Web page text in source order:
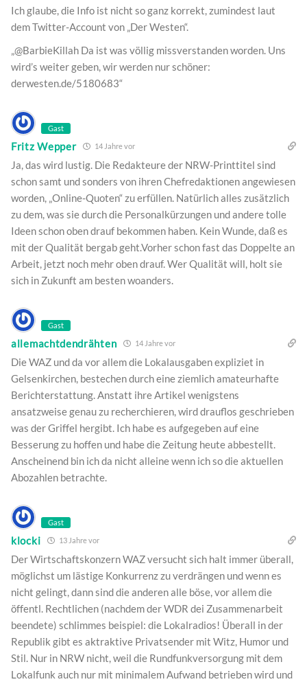
Ich glaube, die Info ist nicht so ganz korrekt, zumindest laut
dem Twitter-Account von „Der Westen“.
„@BarbieKillah Da ist was völlig missverstanden worden. Uns
wird’s weiter geben, wir werden nur schöner:
derwesten.de/5180683“
Gast
Fritz Wepper 14 Jahre vor
Ja, das wird lustig. Die Redakteure der NRW-Printtitel sind
schon samt und sonders von ihren Chefredaktionen angewiesen
worden, „Online-Quoten“ zu erfüllen. Natürlich alles zusätzlich
zu dem, was sie durch die Personalkürzungen und andere tolle
Ideen schon oben drauf bekommen haben. Kein Wunde, daß es
mit der Qualität bergab geht.Vorher schon fast das Doppelte an
Arbeit, jetzt noch mehr oben drauf. Wer Qualität will, holt sie
sich in Zukunft am besten woanders.
Gast
allemachtdendrähten 14 Jahre vor
Die WAZ und da vor allem die Lokalausgaben expliziet in
Gelsenkirchen, bestechen durch eine ziemlich amateurhafte
Berichterstattung. Anstatt ihre Artikel wenigstens
ansatzweise genau zu recherchieren, wird drauflos geschrieben
was der Griffel hergibt. Ich habe es aufgegeben auf eine
Besserung zu hoffen und habe die Zeitung heute abbestellt.
Anscheinend bin ich da nicht alleine wenn ich so die aktuellen
Abozahlen betrachte.
Gast
klocki 13 Jahre vor
Der Wirtschaftskonzern WAZ versucht sich halt immer überall,
möglichst um lästige Konkurrenz zu verdrängen und wenn es
nicht gelingt, dann sind die anderen alle böse, vor allem die
öffentl. Rechtlichen (nachdem der WDR dei Zusammenarbeit
beendete) schlimmes beispiel: die Lokalradios! Überall in der
Republik gibt es aktraktive Privatsender mit Witz, Humor und
Stil. Nur in NRW nicht, weil die Rundfunkversorgung mit dem
Lokalfunk auch nur mit minimalem Aufwand betrieben wird und